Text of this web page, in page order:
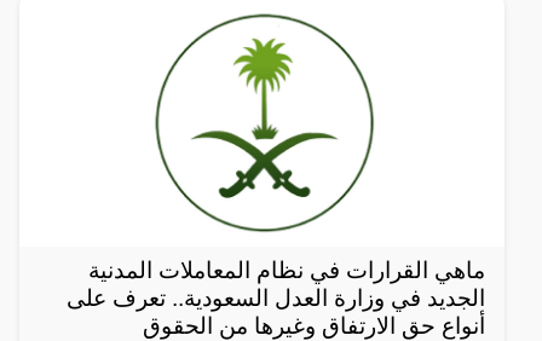
ماهي القرارات في نظام المعاملات المدنية
الجديد في وزارة العدل السعودية.. تعرف على
أنواع حق الارتفاق وغيرها من الحقوق